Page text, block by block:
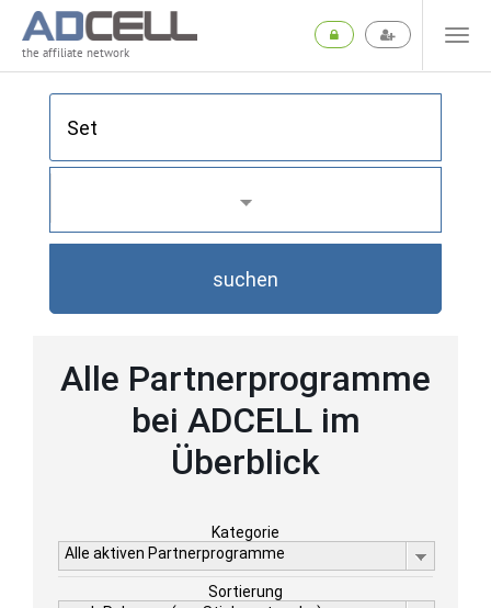
the affiliate network
suchen
Alle Partnerprogramme
bei ADCELL im
Überblick
Kategorie
Alle aktiven Partnerprogramme
Sortierung